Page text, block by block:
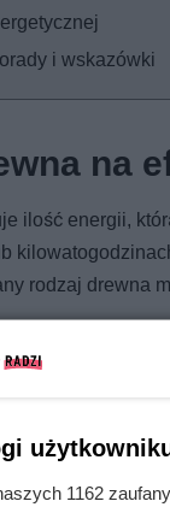
i wskazówki
na
ilość energii,
rodzaj drewna
jego
na przykład
zawiera dużo
1162